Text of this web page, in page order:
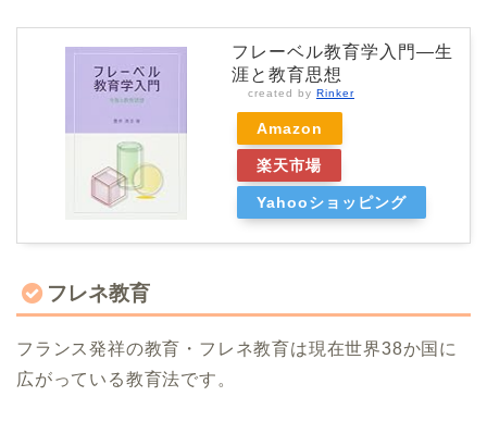
フレーベル教育学入門―生
涯と教育思想
created by Rinker
Amazon
楽天市場
Yahooショッピング
フレネ教育
フランス発祥の教育・フレネ教育は現在世界38か国に
広がっている教育法です。